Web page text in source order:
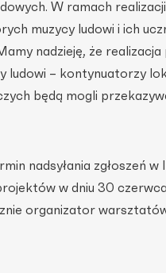
W ramach
muzycy ludowi i ich
nadzieję, że
ludowi – kontynuatorzy
będą mogli
nadsyłania zgłoszeń w
w dniu 30
organizator